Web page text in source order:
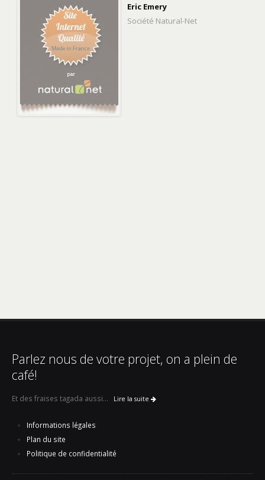
Eric Emery
Société Natural-Net
Parlez nous de votre projet, on a plein de
café!
Et des fraises tagada aussi... Lire la suite
Informations légales
Plan du site
Politique de confidentialité